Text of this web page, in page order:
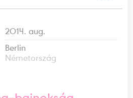
2014. aug.
Berlin
Németország